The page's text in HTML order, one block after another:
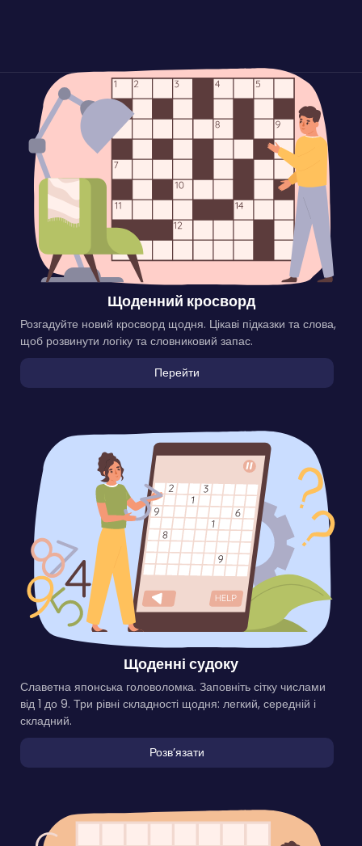
Щоденний кросворд
Розгадуйте новий кросворд щодня. Цікаві підказки та слова,
щоб розвинути логіку та словниковий запас.
Перейти
Щоденні судоку
Славетна японська головоломка. Заповніть сітку числами
від 1 до 9. Три рівні складності щодня: легкий, середній і
складний.
Розвʼязати